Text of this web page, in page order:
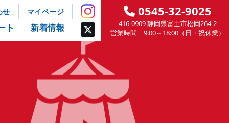
せ マイページ
ト 新着情報
0545-32-9025
416-0909 静岡県富士市松岡264-2
営業時間 9:00～18:00（日・祝休業）